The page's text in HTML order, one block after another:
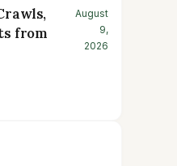
from
August
9,
2026